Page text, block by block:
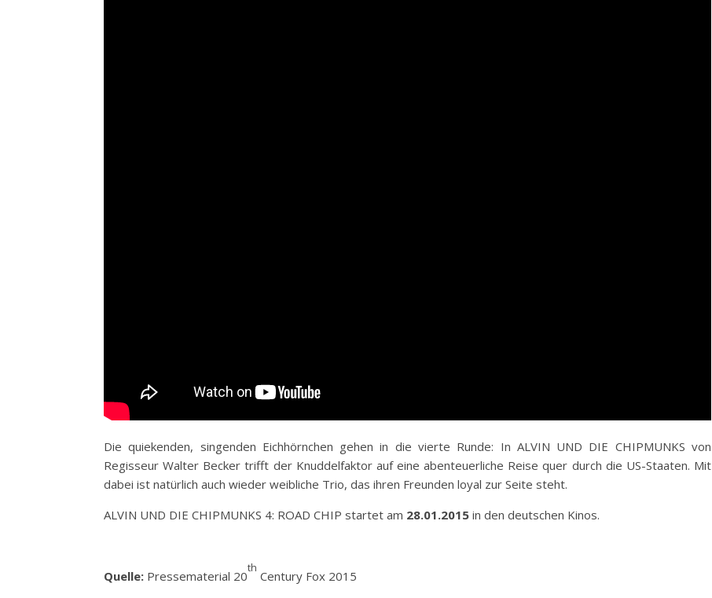
Die quiekenden, singenden Eichhörnchen gehen in die vierte Runde: In ALVIN UND DIE CHIPMUNKS von
Regisseur Walter Becker trifft der Knuddelfaktor auf eine abenteuerliche Reise quer durch die US-Staaten. Mit
dabei ist natürlich auch wieder weibliche Trio, das ihren Freunden loyal zur Seite steht.
ALVIN UND DIE CHIPMUNKS 4: ROAD CHIP startet am 28.01.2015 in den deutschen Kinos.
Quelle: Pressematerial 20
th
Century Fox 2015